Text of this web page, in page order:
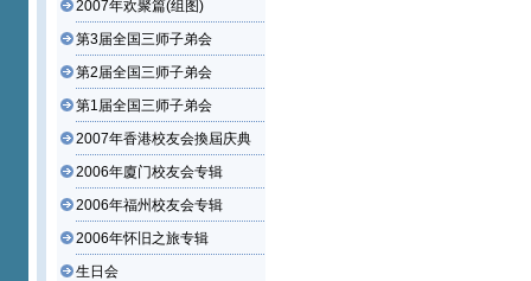
2007年欢聚篇(组图)
第3届全国三师子弟会
第2届全国三师子弟会
第1届全国三师子弟会
2007年香港校友会換屆庆典
2006年廈门校友会专辑
2006年福州校友会专辑
2006年怀旧之旅专辑
生日会